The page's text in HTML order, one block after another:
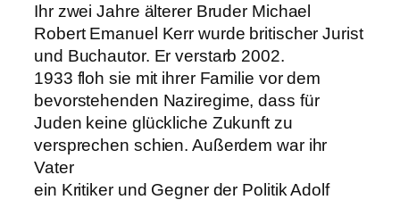
Ihr zwei Jahre älterer Bruder Michael
Robert Emanuel Kerr wurde britischer Jurist
und Buchautor. Er verstarb 2002.
1933 floh sie mit ihrer Familie vor dem
bevorstehenden Naziregime, dass für
Juden keine glückliche Zukunft zu
versprechen schien. Außerdem war ihr
Vater
ein Kritiker und Gegner der Politik Adolf